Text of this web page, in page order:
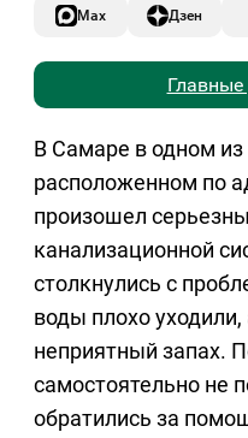
Max Дзен
Главные
В Самаре в одном
расположенном по
произошел
канализационной
столкнулись с
воды плохо
неприятный запах.
самостоятельно не
обратились за